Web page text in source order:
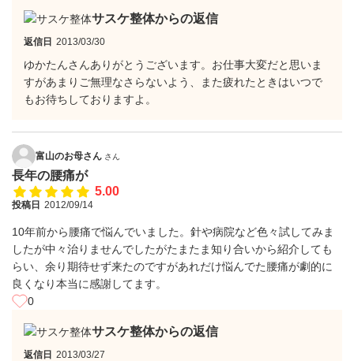
サスケ整体からの返信
返信日 2013/03/30
ゆかたんさんありがとうございます。お仕事大変だと思いま
すがあまりご無理なさらないよう、また疲れたときはいつで
もお待ちしておりますよ。
富山のお母さん さん
長年の腰痛が
5.00
投稿日 2012/09/14
10年前から腰痛で悩んでいました。針や病院など色々試してみま
したが中々治りませんでしたがたまたま知り合いから紹介しても
らい、余り期待せず来たのですがあれだけ悩んでた腰痛が劇的に
良くなり本当に感謝してます。
0
サスケ整体からの返信
返信日 2013/03/27